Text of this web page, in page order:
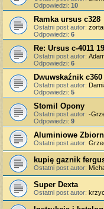
Odpowiedzi: 10
Ramka ursus c328
Ostatni post autor:
Odpowiedzi: 6
Re: Ursus c-4011
Ostatni post autor:
Odpowiedzi: 6
Dwuwskaźnik c360
Ostatni post autor:
Odpowiedzi: 5
Stomil Opony
Ostatni post autor: -
Odpowiedzi: 9
Aluminiowe
Ostatni post autor:
kupię gaznik
Ostatni post autor:
Super Dexta
Ostatni post autor: